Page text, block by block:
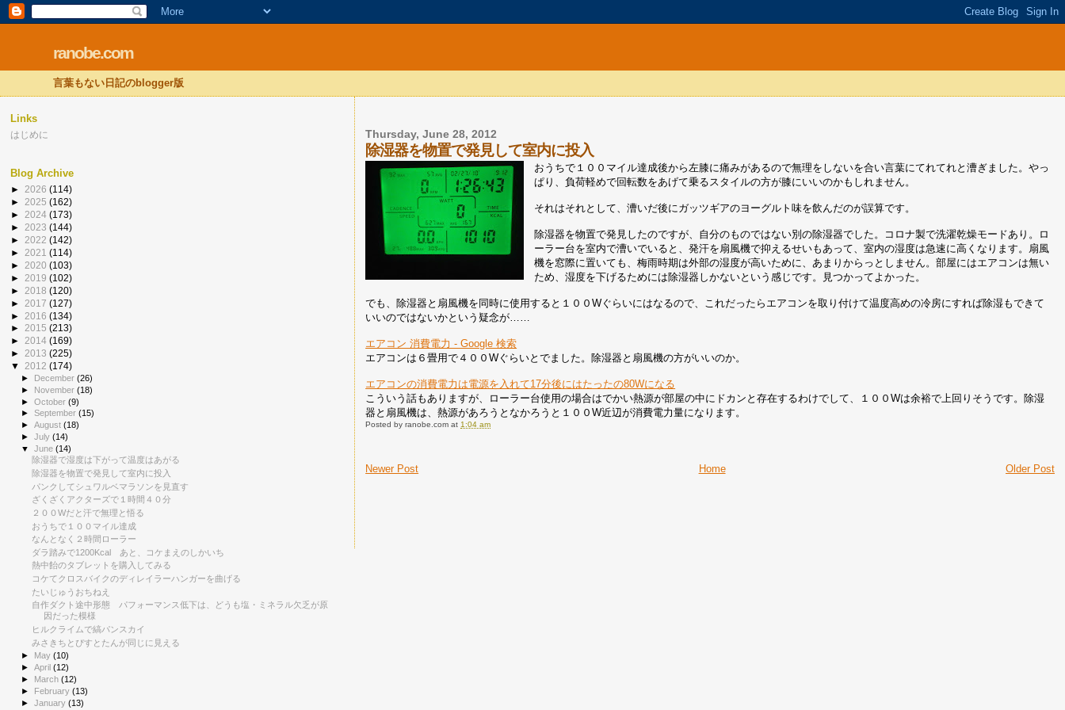
ranobe.com
言葉もない日記のblogger版
Thursday, June 28, 2012
除湿器を物置で発見して室内に投入
おうちで１００マイル達成後から左膝に痛みがあるので無理をしないを合い言葉にてれてれと漕ぎました。やっ
ぱり、負荷軽めで回転数をあげて乗るスタイルの方が膝にいいのかもしれません。
それはそれとして、漕いだ後にガッツギアのヨーグルト味を飲んだのが誤算です。
除湿器を物置で発見したのですが、自分のものではない別の除湿器でした。コロナ製で洗濯乾燥モードあり。ロ
ーラー台を室内で漕いでいると、発汗を扇風機で抑えるせいもあって、室内の湿度は急速に高くなります。扇風
機を窓際に置いても、梅雨時期は外部の湿度が高いために、あまりからっとしません。部屋にはエアコンは無い
ため、湿度を下げるためには除湿器しかないという感じです。見つかってよかった。
でも、除湿器と扇風機を同時に使用すると１００Wぐらいにはなるので、これだったらエアコンを取り付けて温度高めの冷房にすれば除湿もできて
いいのではないかという疑念が……
エアコン 消費電力 - Google 検索
エアコンは６畳用で４００Wぐらいとでました。除湿器と扇風機の方がいいのか。
エアコンの消費電力は電源を入れて17分後にはたったの80Wになる
こういう話もありますが、ローラー台使用の場合はでかい熱源が部屋の中にドカンと存在するわけでして、１００Wは余裕で上回りそうです。除湿
器と扇風機は、熱源があろうとなかろうと１００W近辺が消費電力量になります。
Posted byranobe.com at 1:04 am
Newer Post Older Post
Home
Links
はじめに
Blog Archive
► 2026 (114)
► 2025 (162)
► 2024 (173)
► 2023 (144)
► 2022 (142)
► 2021 (114)
► 2020 (103)
► 2019 (102)
► 2018 (120)
► 2017 (127)
► 2016 (134)
► 2015 (213)
► 2014 (169)
► 2013 (225)
▼ 2012 (174)
► December(26)
► November(18)
►October(9)
►September(15)
►August(18)
►July(14)
▼June(14)
除湿器で湿度は下がって温度はあがる
除湿器を物置で発見して室内に投入
パンクしてシュワルベマラソンを見直す
ざくざくアクターズで１時間４０分
２００Wだと汗で無理と悟る
おうちで１００マイル達成
なんとなく２時間ローラー
ダラ踏みで1200Kcal あと、コケまえのしかいち
熱中飴のタブレットを購入してみる
コケてクロスバイクのディレイラーハンガーを曲げる
たいじゅうおちねえ
自作ダクト途中形態 パフォーマンス低下は、どうも塩・ミネラル欠乏が原
因だった模様
ヒルクライムで縞パンスカイ
みさきちとぴすとたんが同じに見える
►
May(10)
►April(12)
► March(12)
► February(13)
►January(13)